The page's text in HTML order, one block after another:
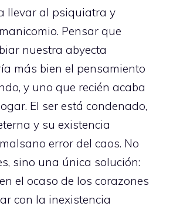
llevar al psiquiatra y
Pensar que
nuestra abyecta
más bien el pensamiento
y uno que recién acaba
El ser está condenado,
y su existencia
error del caos. No
sino una única solución:
el ocaso de los corazones
con la inexistencia